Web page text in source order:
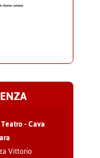
- Cava
Vittorio